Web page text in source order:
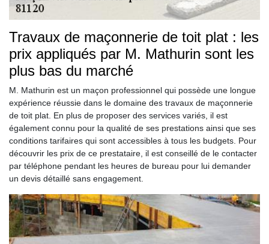
Travaux de maçonnerie de toit plat : les
prix appliqués par M. Mathurin sont les
plus bas du marché
M. Mathurin est un maçon professionnel qui possède une longue
expérience réussie dans le domaine des travaux de maçonnerie
de toit plat. En plus de proposer des services variés, il est
également connu pour la qualité de ses prestations ainsi que ses
conditions tarifaires qui sont accessibles à tous les budgets. Pour
découvrir les prix de ce prestataire, il est conseillé de le contacter
par téléphone pendant les heures de bureau pour lui demander
un devis détaillé sans engagement.